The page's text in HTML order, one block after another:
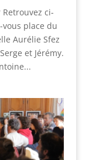
ci-
vous place du
Aurélie Sfez
et Jérémy.